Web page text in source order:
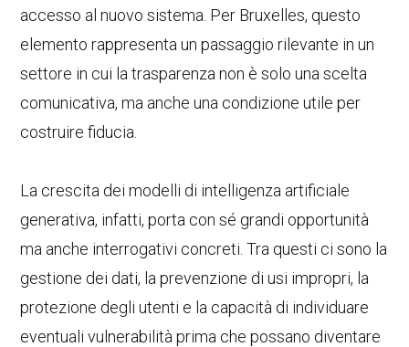
accesso al nuovo sistema. Per Bruxelles, questo
elemento rappresenta un passaggio rilevante in un
settore in cui la trasparenza non è solo una scelta
comunicativa, ma anche una condizione utile per
costruire fiducia.
La crescita dei modelli di intelligenza artificiale
generativa, infatti, porta con sé grandi opportunità
ma anche interrogativi concreti. Tra questi ci sono la
gestione dei dati, la prevenzione di usi impropri, la
protezione degli utenti e la capacità di individuare
eventuali vulnerabilità prima che possano diventare